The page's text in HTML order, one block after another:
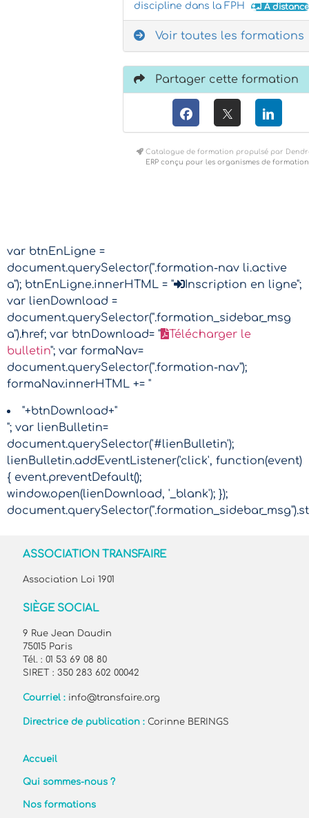
discipline dans la FPH
À distance
Voir toutes les formations
Partager cette formation
Catalogue de formation propulsé par
ERP conçu pour les organismes de formation
var btnEnLigne =
document.querySelector(".formation-nav li.active
a"); btnEnLigne.innerHTML = "
Inscription en ligne";
var lienDownload =
document.querySelector(".formation_sidebar_msg
a").href; var btnDownload= "
Télécharger le
bulletin"; var formaNav=
document.querySelector(".formation-nav");
formaNav.innerHTML += "
"+btnDownload+"
"; var lienBulletin=
document.querySelector('#lienBulletin');
lienBulletin.addEventListener('click', function(event)
{ event.preventDefault();
window.open(lienDownload, '_blank'); });
ASSOCIATION TRANSFAIRE
Association Loi 1901
SIÈGE SOCIAL
9 Rue Jean Daudin
75015 Paris
Tél. : 01 53 69 08 80
SIRET : 350 283 602 00042
Courriel : info@transfaire.org
Directrice de publication :Corinne BERINGS
Accueil
Qui sommes-nous ?
Nos formations